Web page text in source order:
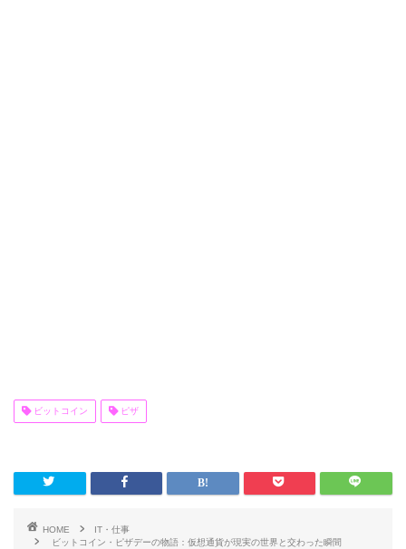
ビットコイン ピザ
HOME
IT・仕事
ビットコイン・ピザデーの物語：仮想通貨が現実の世界と交わった瞬間